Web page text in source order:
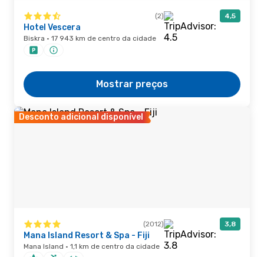
(2) 4,5
Hotel Vescera
Biskra · 17 943 km de centro da cidade
Mostrar preços
Desconto adicional disponível
(2012) 3,8
Mana Island Resort & Spa - Fiji
Mana Island · 1,1 km de centro da cidade